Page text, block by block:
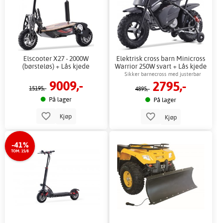
Elscooter X27 - 2000W
(børsteløs) + Lås kjede
15195,- 9009,-
På lager
Kjøp
Elektrisk cross barn Minicross
Warrior 250W svart + Lås kjede
Sikker barnecross med justerbar
hastighet
4895,- 2795,-
På lager
Kjøp
-41%
TOM. 15/8